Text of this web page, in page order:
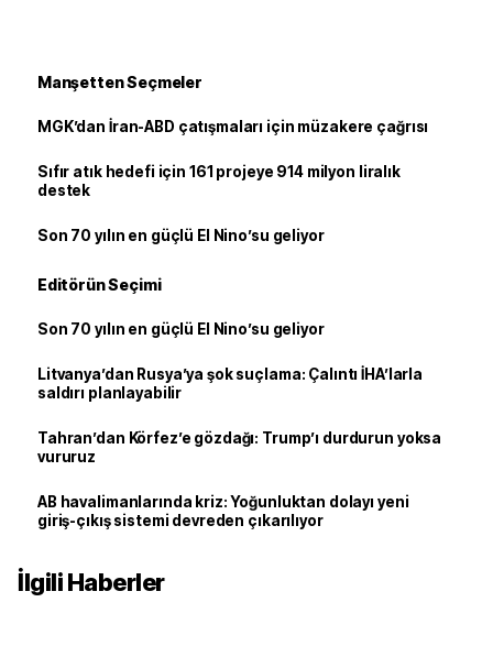
Manşetten Seçmeler
MGK’dan İran-ABD çatışmaları için müzakere çağrısı
Sıfır atık hedefi için 161 projeye 914 milyon liralık
destek
Son 70 yılın en güçlü El Nino’su geliyor
Editörün Seçimi
Son 70 yılın en güçlü El Nino’su geliyor
Litvanya’dan Rusya’ya şok suçlama: Çalıntı İHA’larla
saldırı planlayabilir
Tahran’dan Körfez’e gözdağı: Trump’ı durdurun yoksa
vururuz
AB havalimanlarında kriz: Yoğunluktan dolayı yeni
giriş-çıkış sistemi devreden çıkarılıyor
İlgili Haberler